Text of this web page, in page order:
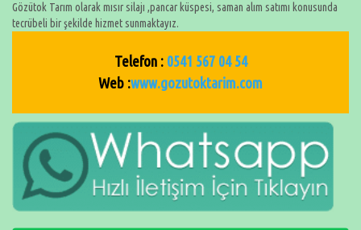
Gözütok Tarım olarak mısır silajı ,pancar küspesi, saman alım satımı konusunda
tecrübeli bir şekilde hizmet sunmaktayız.
Telefon : 0541 567 04 54
Web :www.gozutoktarim.com